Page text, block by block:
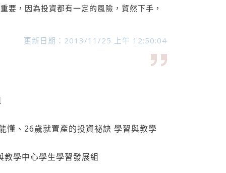
要，因為投資都有一定的風險，貿然下手，
更新日期：2013/11/25 上午 12:50:04
懂、26歲就置產的投資祕訣 學習與教學
學中心學生學習發展組